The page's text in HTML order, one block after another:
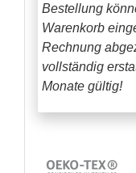
Bestellung
Warenkorb
Rechnung
vollständig
Monate gültig!